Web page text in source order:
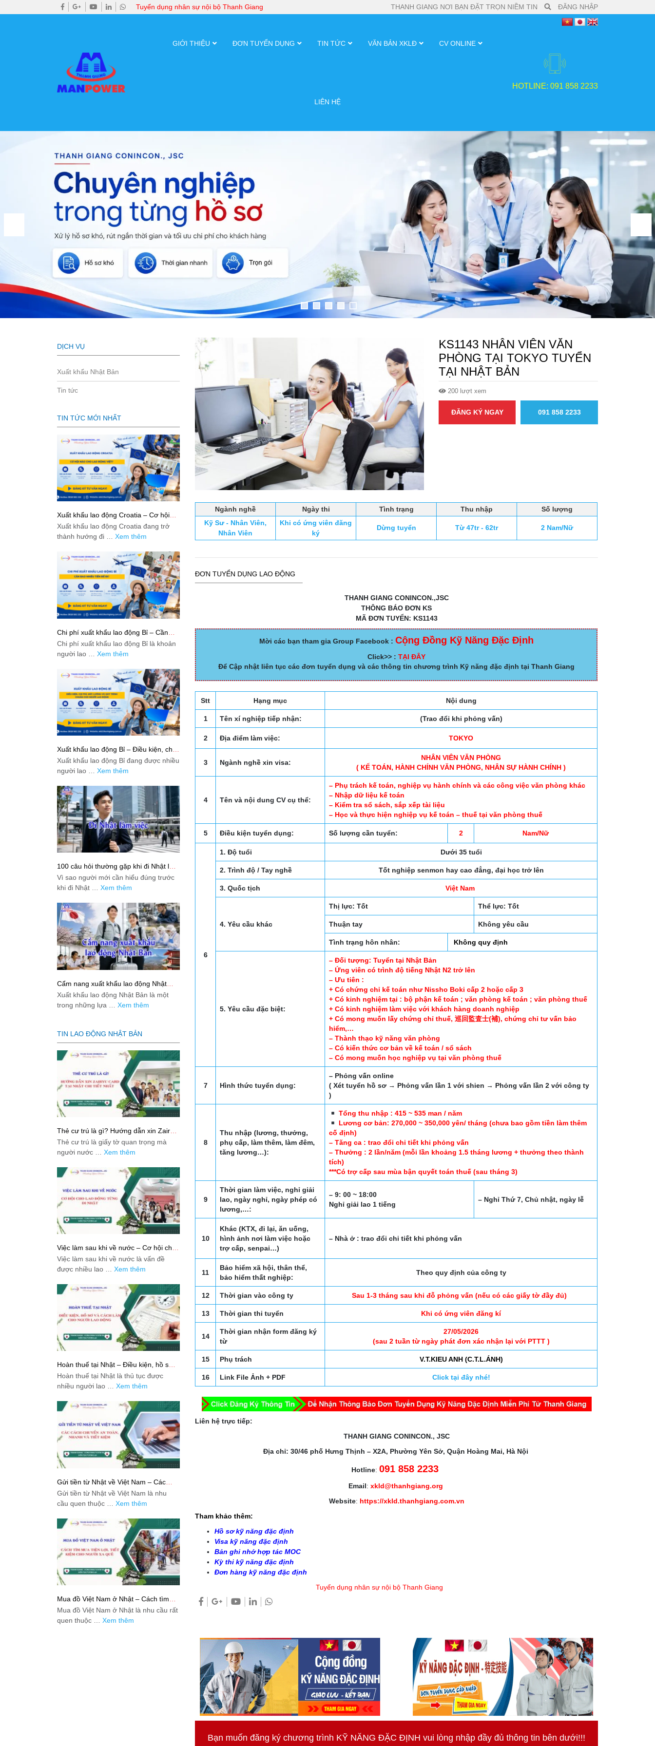
Tuyển dụng nhân sự nội bộ Thanh Giang THANH GIANG NƠI BẠN ĐẶT TRỌN NIỀM TIN ĐĂNG NHẬP
GIỚI THIỆU ĐƠN TUYỂN DỤNG TIN TỨC VĂN BẢN XKLĐ CV ONLINE
LIÊN HỆ
HOTLINE: 091 858 2233
KS1143 NHÂN VIÊN VĂN
PHÒNG TẠI TOKYO TUYỂN
TẠI NHẬT BẢN
200 lượt xem
ĐĂNG KÝ NGAY 091 858 2233
Ngành nghề Ngày thi Tình trạng Thu nhập
Số lượng
Kỹ Sư - Nhân Viên,
Nhân Viên
Khi có ứng viên đăng
ký
Dừng tuyển Từ 47tr - 62tr 2 Nam/Nữ
ĐƠN TUYỂN DỤNG LAO ĐỘNG
THANH GIANG CONINCON.,JSC
THÔNG BÁO ĐƠN KS
MÃ ĐƠN TUYỂN: KS1143
Mời các bạn tham gia Group Facebook : Cộng Đồng Kỹ Năng Đặc Định
Click>> : TẠI ĐÂY
Để Cập nhật liên tục các đơn tuyển dụng và các thông tin chương trình Kỹ năng đặc định tại Thanh Giang
Stt Hạng mục Nội dung
1 Tên xí nghiệp tiếp nhận: (Trao đổi khi phỏng vấn)
2 Địa điểm làm việc: TOKYO
3 Ngành nghề xin visa:
NHÂN VIÊN VĂN PHÒNG
( KẾ TOÁN, HÀNH CHÍNH VĂN PHÒNG, NHÂN SỰ HÀNH CHÍNH )
4 Tên và nội dung CV cụ thể:
– Phụ trách kế toán, nghiệp vụ hành chính và các công việc văn phòng khác
– Nhập dữ liệu kế toán
– Kiểm tra sổ sách, sắp xếp tài liệu
– Học và thực hiện nghiệp vụ kế toán – thuế tại văn phòng thuế
5 Điều kiện tuyển dụng: Số lượng cần tuyển: 2 Nam/Nữ
6
1. Độ tuổi Dưới 35 tuổi
2. Trình độ / Tay nghề Tốt nghiệp senmon hay cao đẳng, đại học trở lên
3. Quốc tịch Việt Nam
4. Yêu cầu khác
Thị lực: Tốt Thể lực: Tốt
Thuận tay Không yêu cầu
Tình trạng hôn nhân: Không quy định
5. Yêu cầu đặc biệt:
– Đối tượng: Tuyển tại Nhật Bản
– Ứng viên có trình độ tiếng Nhật N2 trở lên
– Ưu tiên :
+ Có chứng chỉ kế toán như Nissho Boki cấp 2 hoặc cấp 3
+ Có kinh nghiệm tại : bộ phận kế toán ; văn phòng kế toán ; văn phòng thuế
+ Có kinh nghiệm làm việc với khách hàng doanh nghiệp
+ Có mong muốn lấy chứng chỉ thuế, 巡回監査士(補), chứng chỉ tư vấn bảo
hiểm,…
– Thành thạo kỹ năng văn phòng
– Có kiến thức cơ bản về kế toán / sổ sách
– Có mong muốn học nghiệp vụ tại văn phòng thuế
7 Hình thức tuyển dụng:
– Phỏng vấn online
( Xét tuyển hồ sơ → Phỏng vấn lần 1 với shien → Phỏng vấn lần 2 với công ty
)
8
Thu nhập (lương, thưởng,
phụ cấp, làm thêm, làm đêm,
tăng lương…):
Tổng thu nhập : 415 ~ 535 man / năm
Lương cơ bản: 270,000 ~ 350,000 yên/ tháng (chưa bao gồm tiền làm thêm
cố định)
– Tăng ca : trao đổi chi tiết khi phỏng vấn
– Thưởng : 2 lần/năm (mỗi lần khoảng 1.5 tháng lương + thưởng theo thành
tích)
***Có trợ cấp sau mùa bận quyết toán thuế (sau tháng 3)
9
Thời gian làm việc, nghỉ giải
lao, ngày nghỉ, ngày phép có
lương,…:
– 9: 00 ~ 18:00
Nghỉ giải lao 1 tiếng
– Nghỉ Thứ 7, Chủ nhật, ngày lễ
10
Khác (KTX, đi lại, ăn uống,
hình ảnh nơi làm việc hoặc
trợ cấp, senpai…)
– Nhà ở : trao đổi chi tiết khi phỏng vấn
11
Bảo hiểm xã hội, thân thể,
bảo hiểm thất nghiệp:
Theo quy định của công ty
12 Thời gian vào công ty Sau 1-3 tháng sau khi đỗ phỏng vấn (nếu có các giấy tờ đầy đủ)
13 Thời gian thi tuyển Khi có ứng viên đăng kí
14
Thời gian nhận form đăng ký
từ
27/05/2026
(sau 2 tuần từ ngày phát đơn xác nhận lại với PTTT )
15 Phụ trách V.T.KIEU ANH (C.T.L.ÁNH)
16 Link File Ảnh + PDF Click tại đây nhé!
Liên hệ trực tiếp:
THANH GIANG CONINCON., JSC
Địa chỉ: 30/46 phố Hưng Thịnh – X2A, Phường Yên Sở, Quận Hoàng Mai, Hà Nội
Hotline:091 858 2233
Email: xkld@thanhgiang.org
Website: https://xkld.thanhgiang.com.vn
Tham khảo thêm:
Hồ sơ kỹ năng đặc định
Visa kỹ năng đặc định
Bản ghi nhớ hợp tác MOC
Kỳ thi kỹ năng đặc định
Đơn hàng kỹ năng đặc định
Tuyển dụng nhân sự nội bộ Thanh Giang
Bạn muốn đăng ký chương trình KỸ NĂNG ĐẶC ĐỊNH vui lòng nhập đầy đủ thông tin bên dưới!!!
DỊCH VỤ
Xuất khẩu Nhật Bản
Tin tức
TIN TỨC MỚI NHẤT
Xuất khẩu lao động Croatia – Cơ hội
nào cho lao động Việt?
Xuất khẩu lao động Croatia đang trở
thành hướng đi … Xem thêm
Chi phí xuất khẩu lao động Bỉ – Cần
bao nhiêu tiền để đi?
Chi phí xuất khẩu lao động Bỉ là khoản
người lao … Xem thêm
Xuất khẩu lao động Bỉ – Điều kiện, chi
phí, mức lương và quy trình chuẩn cho
người lao động
Xuất khẩu lao động Bỉ đang được nhiều
người lao … Xem thêm
100 câu hỏi thường gặp khi đi Nhật làm
việc: Giải đáp thật dễ hiểu cho người
mới bắt đầu
Vì sao người mới cần hiểu đúng trước
khi đi Nhật … Xem thêm
Cẩm nang xuất khẩu lao động Nhật
Bản từ A-Z
Xuất khẩu lao động Nhật Bản là một
trong những lựa … Xem thêm
TIN LAO ĐỘNG NHẬT BẢN
Thẻ cư trú là gì? Hướng dẫn xin Zairyu
Card tại Nhật chi tiết nhất
Thẻ cư trú là giấy tờ quan trọng mà
người nước … Xem thêm
Việc làm sau khi về nước – Cơ hội cho
lao động từng đi Nhật
Việc làm sau khi về nước là vấn đề
được nhiều lao … Xem thêm
Hoàn thuế tại Nhật – Điều kiện, hồ sơ
và cách làm cho người lao động
Hoàn thuế tại Nhật là thủ tục được
nhiều người lao … Xem thêm
Gửi tiền từ Nhật về Việt Nam – Các
cách chuyển an toàn, nhanh và tiết
kiệm
Gửi tiền từ Nhật về Việt Nam là nhu
cầu quen thuộc … Xem thêm
Mua đồ Việt Nam ở Nhật – Cách tìm
mua tiện lợi, tiết kiệm cho người xa quê
Mua đồ Việt Nam ở Nhật là nhu cầu rất
quen thuộc … Xem thêm